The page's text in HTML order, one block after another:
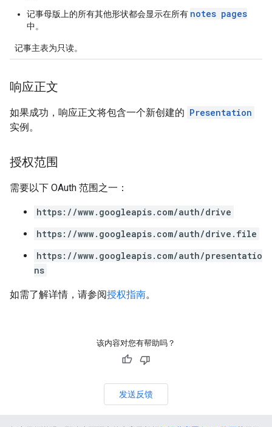
记事母版上的所有其他形状都会显示在所有 notes pages
中。
记事主表为只读。
响应正文
如果成功，响应正文将包含一个新创建的 Presentation
实例。
授权范围
需要以下 OAuth 范围之一：
https://www.googleapis.com/auth/drive
https://www.googleapis.com/auth/drive.file
https://www.googleapis.com/auth/presentatio
ns
如需了解详情，请参阅授权指南。
该内容对您有帮助吗？
发送反馈